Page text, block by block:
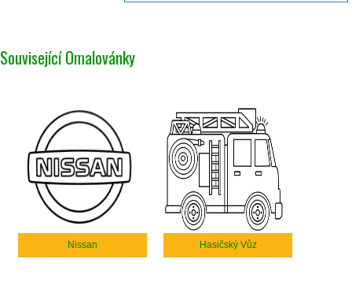
Související Omalovánky
Nissan Hasičský Vůz